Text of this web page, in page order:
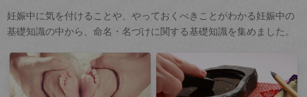
妊娠中に気を付けることや、やっておくべきことがわかる妊娠中の
基礎知識の中から、命名・名づけに関する基礎知識を集めました。